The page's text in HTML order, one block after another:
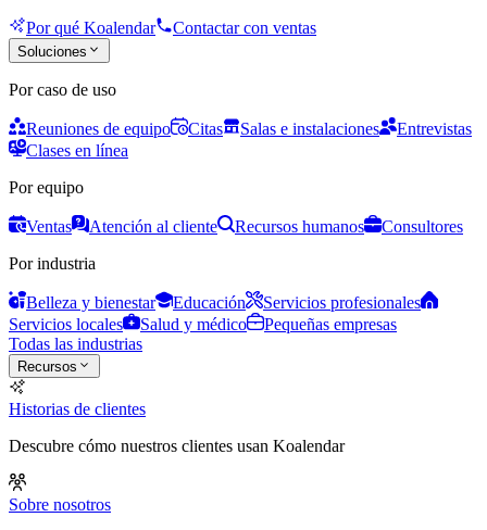
Por qué Koalendar Contactar con ventas
Soluciones
Por caso de uso
Reuniones de equipo Citas Salas e instalaciones
Entrevistas
Clases en línea
Por equipo
Ventas Atención al cliente Recursos humanos
Consultores
Por industria
Belleza y bienestar Educación
Servicios profesionales
Servicios locales
Salud y médico
Pequeñas empresas
Todas las industrias
Recursos
Historias de clientes
Descubre cómo nuestros clientes usan Koalendar
Sobre nosotros